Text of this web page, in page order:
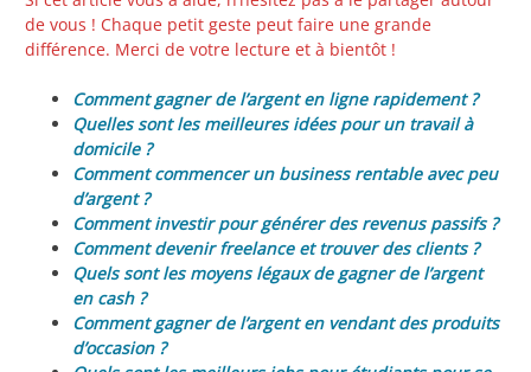
de vous ! Chaque petit geste peut faire une grande
différence. Merci de votre lecture et à bientôt !
Comment gagner de l’argent en ligne rapidement ?
Quelles sont les meilleures idées pour un travail à
domicile ?
Comment commencer un business rentable avec peu
d’argent ?
Comment investir pour générer des revenus passifs ?
Comment devenir freelance et trouver des clients ?
Quels sont les moyens légaux de gagner de l’argent
en cash ?
Comment gagner de l’argent en vendant des produits
d’occasion ?